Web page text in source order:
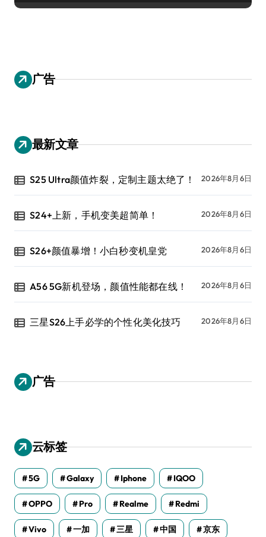
广告
最新文章
S25 Ultra颜值炸裂，定制主题太绝了！ 2026年8月6日
S24+上新，手机变美超简单！ 2026年8月6日
S26+颜值暴增！小白秒变机皇党 2026年8月6日
A56 5G新机登场，颜值性能都在线！ 2026年8月6日
三星S26上手必学的个性化美化技巧 2026年8月6日
广告
云标签
5G Galaxy Iphone IQOO
OPPO Pro Realme Redmi
Vivo 一加 三星 中国 京东